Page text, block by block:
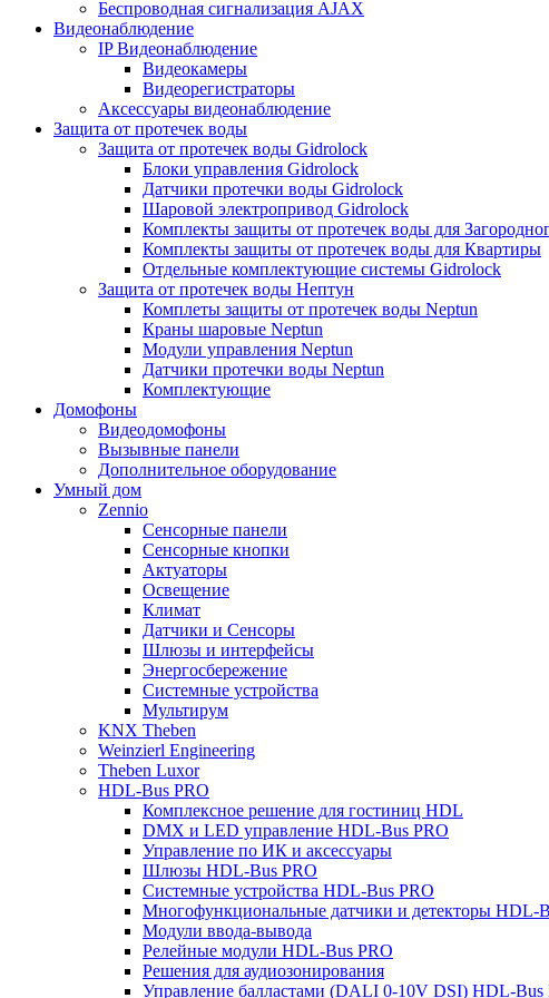
Беспроводная сигнализация AJAX
Видеонаблюдение
IP Видеонаблюдение
Видеокамеры
Видеорегистраторы
Аксессуары видеонаблюдение
Защита от протечек воды
Защита от протечек воды Gidrolock
Блоки управления Gidrolock
Датчики протечки воды Gidrolock
Шаровой электропривод Gidrolock
Комплекты защиты от протечек воды для
Комплекты защиты от протечек воды для Квартиры
Отдельные комплектующие системы Gidrolock
Защита от протечек воды Нептун
Комплеты защиты от протечек воды Neptun
Краны шаровые Neptun
Модули управления Neptun
Датчики протечки воды Neptun
Комплектующие
Домофоны
Видеодомофоны
Вызывные панели
Дополнительное оборудование
Умный дом
Zennio
Сенсорные панели
Сенсорные кнопки
Актуаторы
Освещение
Климат
Датчики и Сенсоры
Шлюзы и интерфейсы
Энергосбережение
Системные устройства
Мультирум
KNX Theben
Weinzierl Engineering
Theben Luxor
HDL-Bus PRO
Комплексное решение для гостиниц HDL
DMX и LED управление HDL-Bus PRO
Управление по ИК и аксессуары
Шлюзы HDL-Bus PRO
Системные устройства HDL-Bus PRO
Многофункциональные датчики и детекторы HDL-
Модули ввода-вывода
Релейные модули HDL-Bus PRO
Решения для аудиозонирования
Управление балластами (DALI 0-10V DSI) HDL-Bus